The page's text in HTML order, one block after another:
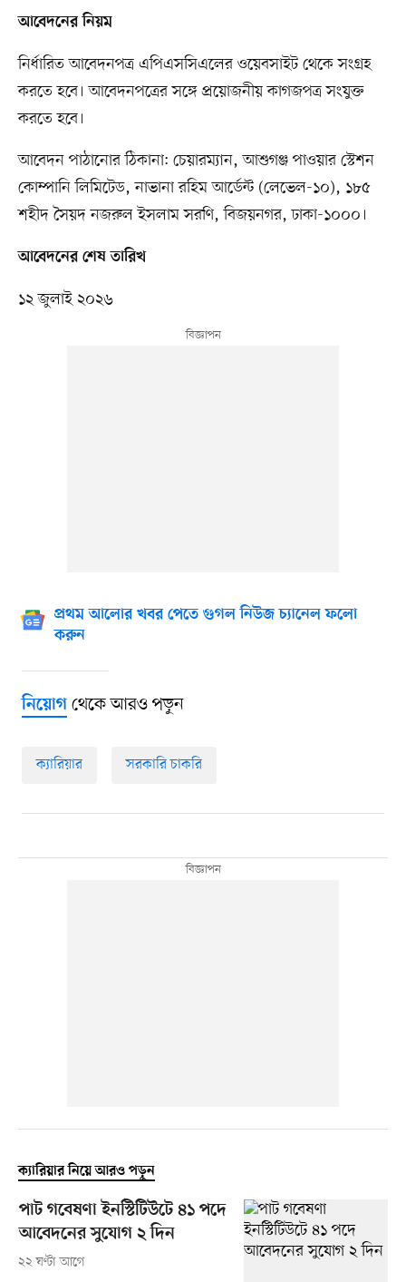
আবেদনের নিয়ম
নির্ধারিত আবেদনপত্র এপিএসসিএলের ওয়েবসাইট থেকে সংগ্রহ
করতে হবে। আবেদনপত্রের সঙ্গে প্রয়োজনীয় কাগজপত্র সংযুক্ত
করতে হবে।
আবেদন পাঠানোর ঠিকানা: চেয়ারম্যান, আশুগঞ্জ পাওয়ার স্টেশন
কোম্পানি লিমিটেড, নাভানা রহিম আর্ডেন্ট (লেভেল-১০), ১৮৫
শহীদ সৈয়দ নজরুল ইসলাম সরণি, বিজয়নগর, ঢাকা-১০০০।
আবেদনের শেষ তারিখ
১২ জুলাই ২০২৬
প্রথম আলোর খবর পেতে গুগল নিউজ চ্যানেল ফলো
করুন
নিয়োগথেকে আরও পড়ুন
ক্যারিয়ার সরকারি চাকরি
ক্যারিয়ার নিয়ে আরও পড়ুন
পাট গবেষণা ইনস্টিটিউটে ৪১ পদে
আবেদনের সুযোগ ২ দিন
২২ ঘণ্টা আগে